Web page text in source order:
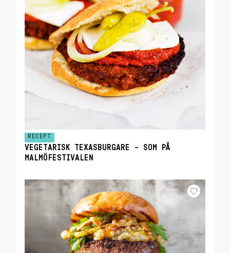
RECEPT
VEGETARISK TEXASBURGARE – SOM PÅ
MALMÖFESTIVALEN